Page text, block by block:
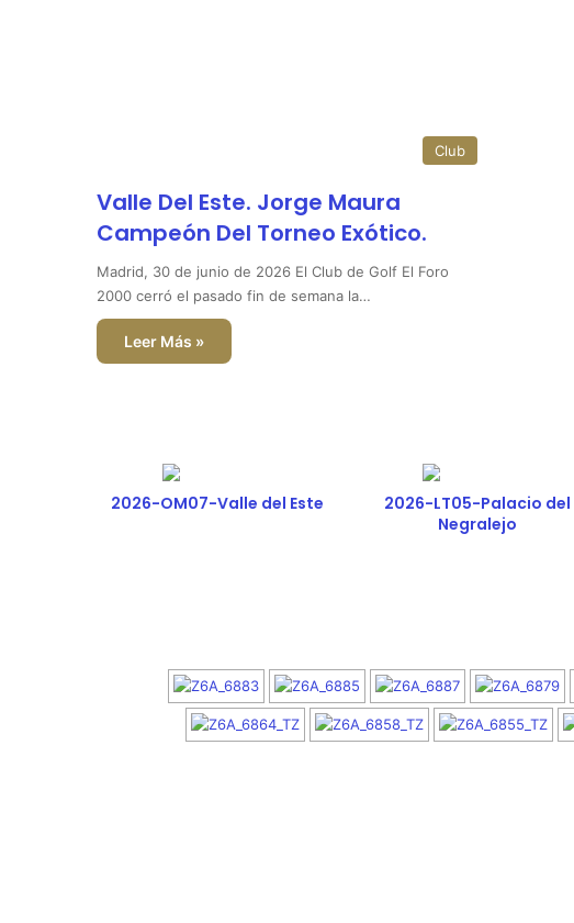
Club
Valle Del Este. Jorge Maura
Campeón Del Torneo Exótico.
Madrid, 30 de junio de 2026 El Club de Golf El Foro
2000 cerró el pasado fin de semana la…
Leer Más »
2026-OM07-Valle del Este
2026-LT05-Palacio del
Negralejo